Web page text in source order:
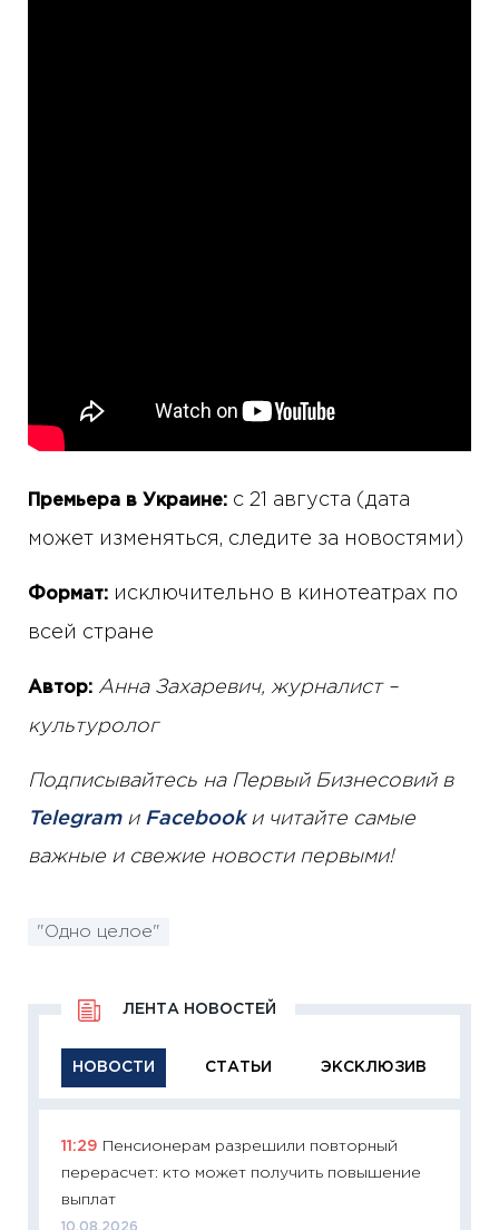
Премьера в Украине: с 21 августа (дата
может изменяться, следите за новостями)
Формат: исключительно в кинотеатрах по
всей стране
Автор: Анна Захаревич, журналист –
культуролог
Подписывайтесь на Первый Бизнесовий в
Telegramи Facebookи читайте самые
важные и свежие новости первыми!
"Одно целое"
НОВОСТИ СТАТЬИ ЭКСКЛЮЗИВ
ЛЕНТА НОВОСТЕЙ
11:29
Пенсионерам разрешили повторный
перерасчет: кто может получить повышение
выплат